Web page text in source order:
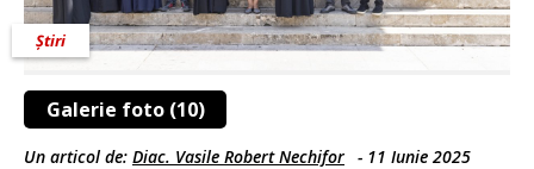
Galerie foto (10)
Știri
Un articol de: Diac. Vasile Robert Nechifor - 11 Iunie 2025